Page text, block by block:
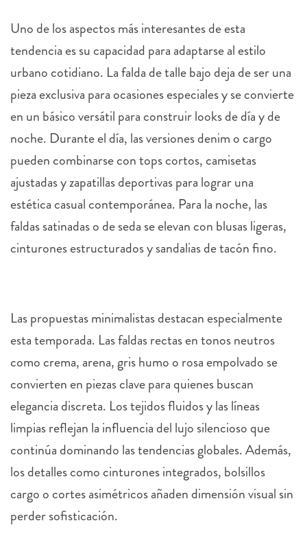
Uno de los aspectos más interesantes de esta
tendencia es su capacidad para adaptarse al estilo
urbano cotidiano. La falda de talle bajo deja de ser una
pieza exclusiva para ocasiones especiales y se convierte
en un básico versátil para construir looks de día y de
noche. Durante el día, las versiones denim o cargo
pueden combinarse con tops cortos, camisetas
ajustadas y zapatillas deportivas para lograr una
estética casual contemporánea. Para la noche, las
faldas satinadas o de seda se elevan con blusas ligeras,
cinturones estructurados y sandalias de tacón fino.
Las propuestas minimalistas destacan especialmente
esta temporada. Las faldas rectas en tonos neutros
como crema, arena, gris humo o rosa empolvado se
convierten en piezas clave para quienes buscan
elegancia discreta. Los tejidos fluidos y las líneas
limpias reflejan la influencia del lujo silencioso que
continúa dominando las tendencias globales. Además,
los detalles como cinturones integrados, bolsillos
cargo o cortes asimétricos añaden dimensión visual sin
perder sofisticación.